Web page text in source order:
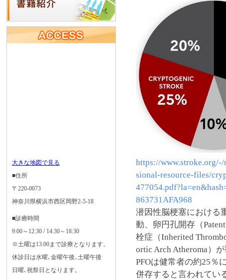
https://
sional-resource-files/
863731AFA968
潜因性脳梗塞における
動、卵円孔開存（
栓症（Inherited
ortic Arch Atheroma）が
PFOは健常者の約25％
併存すると言われてい
大きな地図で見る
■住所
〒220-0073
神奈川県横浜市西区岡野2-5-18
■診療時間
9:00～12:30 / 14:30～18:30
※土曜は13:00まで診療となります。
休診日は水曜､金曜午後､土曜午後
日曜､祝祭日となります。